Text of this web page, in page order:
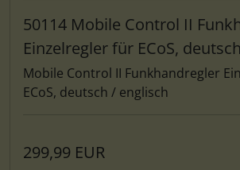
50114 Mobile Control II
Einzelregler für ECoS,
Mobile Control II Funkhandregler
ECoS, deutsch / englisch
299,99 EUR